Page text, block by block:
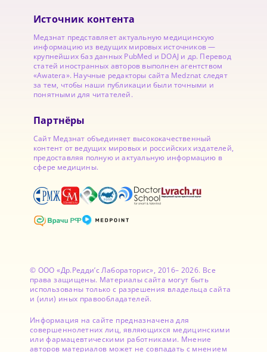
Источник контента
Медзнат представляет актуальную медицинскую
информацию из ведущих мировых источников —
крупнейших баз данных PubMed и DOAJ и др. Перевод
статей иностранных авторов выполнен агентством
«Awatera». Научные редакторы сайта Medznat следят
за тем, чтобы наши публикации были точными и
понятными для читателей.
Партнёры
Сайт Медзнат объединяет высококачественный
контент от ведущих мировых и российских издателей,
предоставляя полную и актуальную информацию в
сфере медицины.
© ООО «Др.Редди’с Лабораторис», 2016– 2026. Все
права защищены. Материалы сайта могут быть
использованы только с разрешения владельца сайта
и (или) иных правообладателей.
Информация на сайте предназначена для
совершеннолетних лиц, являющихся медицинскими
или фармацевтическими работниками. Мнение
авторов материалов может не совпадать с мнением